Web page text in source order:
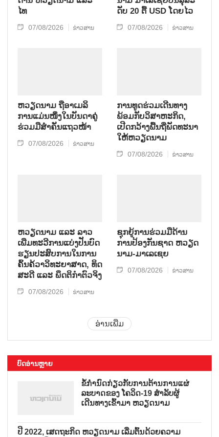
ໄທ
07/08/2026 ຂ່າວສານ
ດັບ 20 ຕື້ USD ໂດຍ​ໄວ
07/08/2026 ຂ່າວສານ
ຫ​ວຽດ​ນາມ ຖື​ອາ​ເມ​ລິ​
ການ​ແມ່ນ​ໜຶ່ງ​ໃນ​ບັນ​ດາ​ຄູ່​
ຮ່ວມ​ມື​ສຳ​ຄັນ​ແຖວ​ໜ້າ
07/08/2026 ຂ່າວສານ
ການ​ທູດ​ຮ່ວມ​ເດີນ​ທາງ​
ພ້ອມກັບ​ວິ​ສາ​ຫະ​ກ​ິດ,
ເປີດກວ້າງ​ພື້ນ​ຖີ່​ພັດ​ທະ​ນາ​
ໃຫ້​ຫວຽດ​ນາມ
07/08/2026 ຂ່າວສານ
ຫວຽດ​ນາມ ແລະ ລາວ​
ເພີ່ມ​ທະ​ວີ​ການ​ແບ່​ງ​ປັນ​ບົດ​
ຮຽນ​ປະ​ສົບ​ການ​ໃນ​ການ​
ຄົ້ນ​ຄ້​ວາ​ວິ​ທະ​ຍາ​ສາດ, ທິດ​
ສະ​ດີ ແລະ ພຶດ​ຕິ​ກຳຕົວ​ຈິງ
07/08/2026 ຂ່າວສານ
ຊຸກ​ຍູ້​ການ​ຮ່ວມ​ມື​ດ້ານ​
ການ​ປ້ອງ​ກັນ​ຊາດ ຫວຽດ​
ນາມ-ມາ​ເລ​ເຊຍ
07/08/2026 ຂ່າວສານ
ອ່ານເພີ່ມ
ບົດອ່ານຫຼາຍ
ຂໍ້ກຳນົດກ່ຽວກັບການຕ້ານການແຜ່
ລະບາດຂອງ ໂຄວິດ-19 ສຳລັບຜູ້
ເດີນທາງເຂົ້າມາ ຫວຽດນາມ
ປີ 2022, ເສດຖະກິດ ຫວຽດນາມ